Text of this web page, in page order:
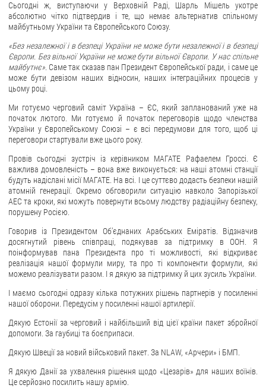
Сьогодні ж, виступаючи у Верховній Раді, Шарль Мішель укотре
абсолютно чітко підтвердив і те, що немає альтернатив спільному
майбутньому України та Європейського Союзу.
«Без незалежної і в безпеці України не може бути незалежної і в безпеці
Європи. Без вільної України не може бути вільної Європи. У нас спільне
майбутнє». Саме так сказав пан Президент Європейської ради, і саме це
може бути девізом наших відносин, наших інтеграційних процесів у
цьому році.
Ми готуємо черговий саміт Україна – ЄС, який запланований уже на
початок лютого. Ми готуємо й початок переговорів щодо членства
України у Європейському Союзі – є всі передумови для того, щоб ці
переговори стартували вже цього року.
Провів сьогодні зустріч із керівником МАГАТЕ Рафаелем Гроссі. Є
важлива домовленість – вона вже виконується: на наші атомні станції
будуть надіслані місії МАГАТЕ. На всі. І це суттєво додасть безпеки нашій
атомній генерації. Окремо обговорили ситуацію навколо Запорізької
АЕС та кроки, які можуть повернути всьому людству радіаційну безпеку,
порушену Росією.
Говорив із Президентом Об’єднаних Арабських Еміратів. Відзначив
досягнутий рівень співпраці, подякував за підтримку в ООН. Я
поінформував пана Президента про ті можливості, які відкриває
реалізація нашої формули миру, та про ті компоненти формули, які
можемо реалізувати разом. І я дякую за підтримку й цих зусиль України.
І маємо сьогодні одразу кілька потужних рішень партнерів у посиленні
нашої оборони. Передусім у посиленні нашої артилерії.
Дякую Естонії за черговий і найбільший від цієї країни пакет збройної
допомоги. За гаубиці та боєприпаси.
Дякую Швеції за новий військовий пакет. За NLAW, «Арчери» і БМП.
Я дякую Данії за ухвалення рішення щодо «Цезарів» для наших воїнів.
Це серйозно посилить нашу армію.